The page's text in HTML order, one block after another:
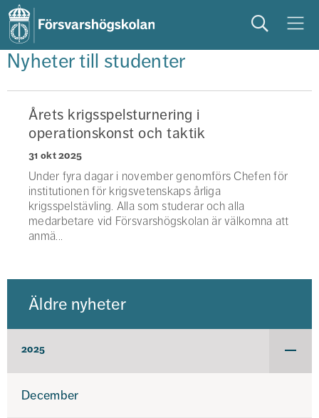
Sök Meny
studera på campus studentliv
Nyheter till studenter
Årets krigsspelsturnering i
operationskonst och taktik
31 okt 2025
Under fyra dagar i november genomförs Chefen för
institutionen för krigsvetenskaps årliga
krigsspelstävling. Alla som studerar och alla
medarbetare vid Försvarshögskolan är välkomna att
anmä...
Äldre nyheter
2025
December